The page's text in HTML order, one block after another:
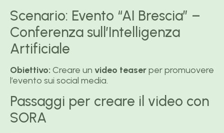
Scenario: Evento “AI Brescia” –
Conferenza sull’Intelligenza
Artificiale
Obiettivo: Creare un video teaserper promuovere
l’evento sui social media.
Passaggi per creare il video con
SORA